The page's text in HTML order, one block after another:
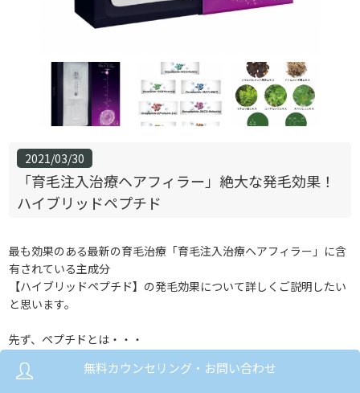
2021/03/30
「育毛注入治療ヘアフィラー」絶大な発毛効果！
ハイブリッドペプチド
最も効果のある最新の育毛治療 「育毛注入治療ヘアフィラー」に含
有されている主成分
【ハイブリッドペプチド】の発毛効果について 詳しくご説明したい
と思います。
先ず、ペプチドとは・・・
ペプチドはアミノ酸が50個未満で結合したものをいいます。
無料カウンセリング・お問い合わせ